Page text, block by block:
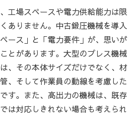
工場スペースや電力供給能力は限
ありません。中古鍛圧機械を導入
ース」と「電力要件」が、思いが
とがあります。大型のプレス機械
、その本体サイズだけでなく、材
、そして作業員の動線を考慮した
す。また、高出力の機械は、既存
は対応しきれない場合も考えられ